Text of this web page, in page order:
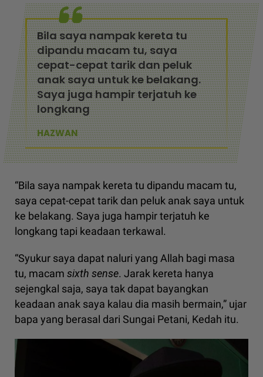
Bila saya nampak kereta tu
dipandu macam tu, saya
cepat-cepat tarik dan peluk
anak saya untuk ke belakang.
Saya juga hampir terjatuh ke
longkang
HAZWAN
“Bila saya nampak kereta tu dipandu macam tu,
saya cepat-cepat tarik dan peluk anak saya untuk
ke belakang. Saya juga hampir terjatuh ke
longkang tapi keadaan terkawal.
“Syukur saya dapat naluri yang Allah bagi masa
tu, macam sixth sense. Jarak kereta hanya
sejengkal saja, saya tak dapat bayangkan
keadaan anak saya kalau dia masih bermain,” ujar
bapa yang berasal dari Sungai Petani, Kedah itu.